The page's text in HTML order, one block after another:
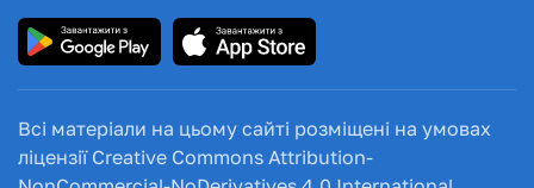
Всі матеріали на цьому сайті розміщені на умовах
ліцензії Creative Commons Attribution-